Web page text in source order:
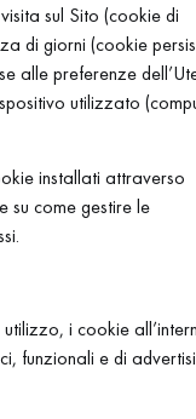
sul Sito (cookie di
di giorni (cookie
alle preferenze
utilizzato
installati attraverso
su come gestire le
i cookie
funzionali e di